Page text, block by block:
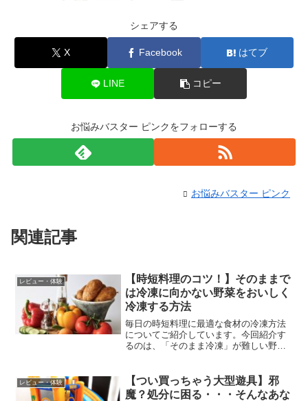
シェアする
X Facebook はてブ
LINE コピー
お悩みバスター ピンクをフォローする
お悩みバスター ピンク
関連記事
レビュー・体験
【時短料理のコツ！】そのままで
は冷凍に向かない野菜をおいしく
冷凍する方法
毎日の時短料理に最適な食材の冷凍方法
についてご紹介しています。今回紹介す
るのは、「そのまま冷凍」が難しい野菜
食感や色が変わってしまいやすいお野菜
を5つピックアップしてご紹介します。
レビュー・体験
【つい買っちゃう大型遊具】邪
魔？処分に困る・・・そんなあな